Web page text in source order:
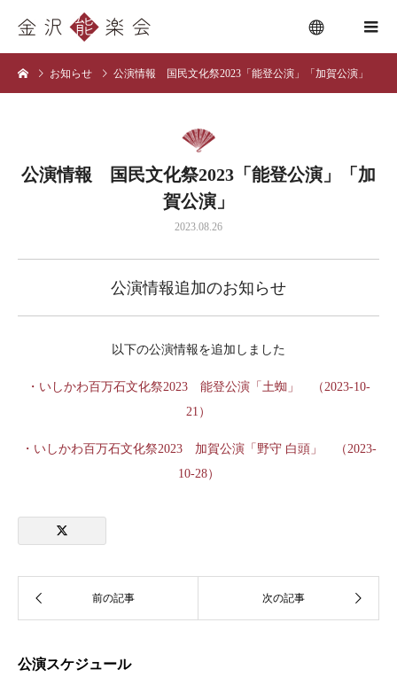
menu
お知らせ 公演情報 国民文化祭2023「能登公演」「加賀公演」
公演情報 国民文化祭2023「能登公演」「加
賀公演」
2023.08.26
公演情報追加のお知らせ
以下の公演情報を追加しました
・いしかわ百万石文化祭2023 能登公演「土蜘」 （2023-10-
21）
・いしかわ百万石文化祭2023 加賀公演「野守 白頭」 （2023-
10-28）
公演スケジュール